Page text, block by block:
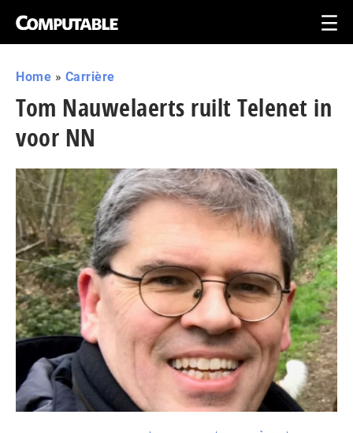
Home » Carrière
Tom Nauwelaerts ruilt Telenet in
voor NN